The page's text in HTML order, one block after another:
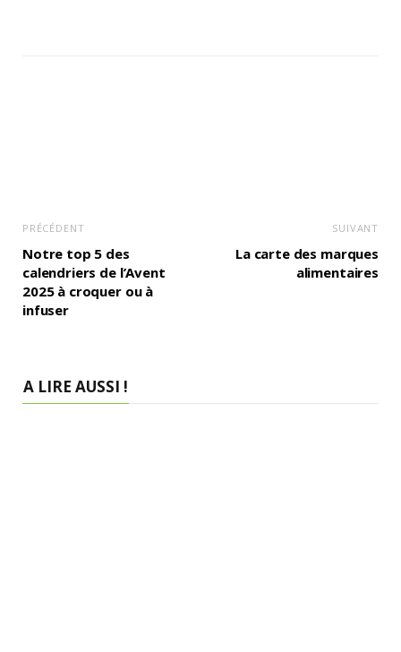
PRÉCÉDENT
Notre top 5 des
calendriers de l’Avent
2025 à croquer ou à
infuser
SUIVANT
La carte des marques
alimentaires
A LIRE AUSSI !